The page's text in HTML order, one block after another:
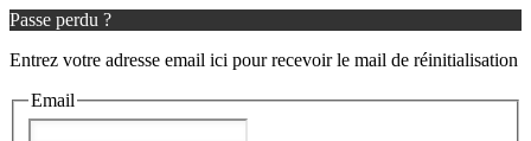
Passe perdu ?
Entrez votre adresse email ici pour recevoir le mail de réinitialisation
Email